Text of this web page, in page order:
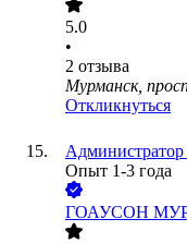
5.0
•
2 отзыва
Мурманск,
Откликнуться
Опыт 1-3 года
ГОАУСОН